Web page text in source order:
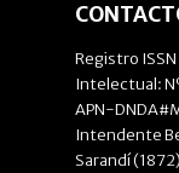
Registro
Intelectual:
APN-
Intendente
Sarandí